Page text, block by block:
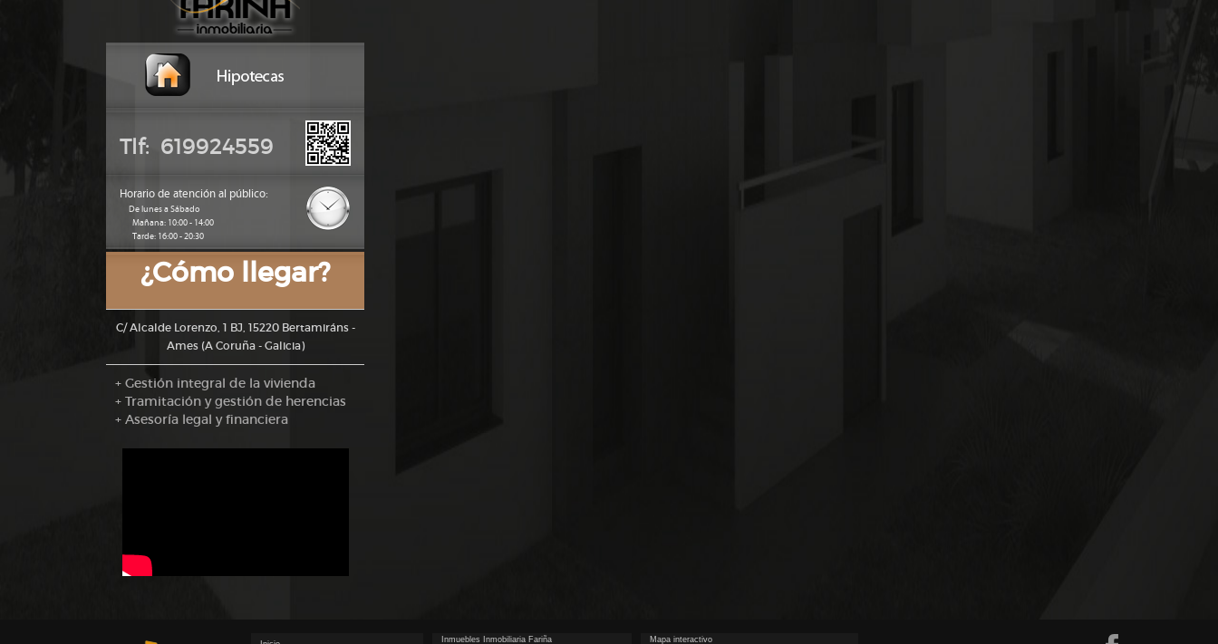
Tlf: 619924559
Horario de atención al público:
De lunes a Sábado
Mañana: 10:00 - 14:00
Tarde: 16:00 - 20:30
¿Cómo llegar?
C/ Alcalde Lorenzo, 1 BJ, 15220 Bertamiráns -
Ames (A Coruña - Galicia)
+ Gestión integral de la vivienda
+ Tramitación y gestión de herencias
+ Asesoría legal y financiera
Inmuebles Inmobiliaria Fariña Mapa interactivo